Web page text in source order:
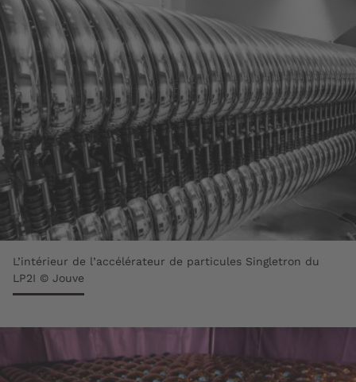
L’intérieur de l’accélérateur de particules Singletron du
LP2I © Jouve